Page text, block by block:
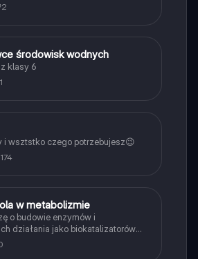
2
środowisk wodnych
klasy 6
i wsztstko czego potrzebujesz😉
174
w metabolizmie
o budowie enzymów i
działania jako biokatalizatorów
reakcje.